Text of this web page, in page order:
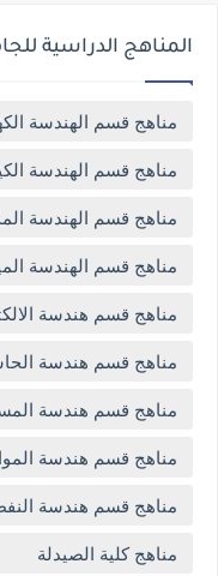
المناهج الدراسية
مناهج قسم الهندسة
مناهج قسم الهندسة
مناهج قسم الهندسة
مناهج قسم الهندسة
مناهج قسم هندسة
مناهج قسم هندسة
مناهج قسم هندسة
مناهج قسم هندسة
مناهج قسم هندسة
مناهج كلية الصيدلة